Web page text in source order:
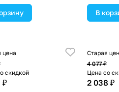
в ассортименте.
вВ
цена
скидкой
₽
Старая
4 077 ₽
Цена со
2 038 ₽